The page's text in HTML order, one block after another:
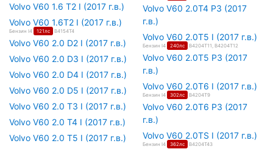
Volvo V60 1.6 T2 I (2017 г.в.)
Volvo V60 1.6T2 I (2017 г.в.)
Бензин I4 121лс B4154T4
Volvo V60 2.0 D2 I (2017 г.в.)
Volvo V60 2.0 D3 I (2017 г.в.)
Volvo V60 2.0 D4 I (2017 г.в.)
Volvo V60 2.0 D5 I (2017 г.в.)
Volvo V60 2.0 T3 I (2017 г.в.)
Volvo V60 2.0 T4 I (2017 г.в.)
Volvo V60 2.0 T5 I (2017 г.в.)
Volvo V60 2.0T4 P3 (2017
г.в.)
Volvo V60 2.0T5 I (2017 г.в.)
Бензин I4 240лс B4204T11, B4204T12
Volvo V60 2.0T5 P3 (2017
г.в.)
Volvo V60 2.0T6 I (2017 г.в.)
Бензин I4 302лс B4204T9
Volvo V60 2.0T6 P3 (2017
г.в.)
Volvo V60 2.0TS I (2017 г.в.)
Бензин I4 362лс B4204T43